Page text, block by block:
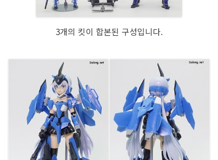
3개의 킷이 합본된 구성입니다.